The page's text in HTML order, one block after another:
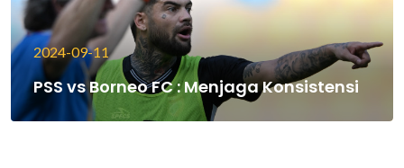
2024-09-11
PSS vs Borneo FC : Menjaga Konsistensi